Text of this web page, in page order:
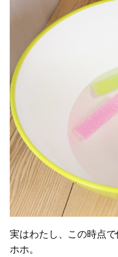
実はわたし、この時点
ホホ。